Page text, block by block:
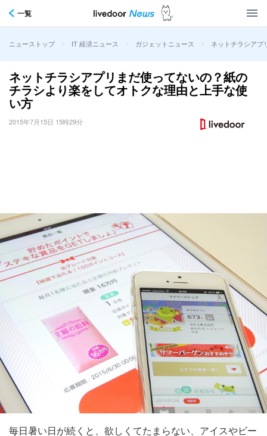
一覧
ニューストップ > IT 経済ニュース > ガジェットニュース > ネットチラシアプ
ネットチラシアプリまだ使ってないの？紙の
チラシより楽をしてオトクな理由と上手な使
い方
2015年7月15日 15時29分
毎日暑い日が続くと、欲しくてたまらない、アイスやビー